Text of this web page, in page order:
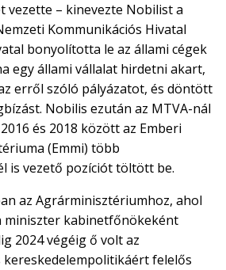
vezette – kinevezte Nobilist a
Kommunikációs Hivatal
bonyolította le az állami cégek
egy állami vállalat hirdetni akart,
erről szóló pályázatot, és döntött
Nobilis ezután az MTVA-nál
és 2018 között az Emberi
(Emmi) több
is vezető pozíciót töltött be.
az Agrárminisztériumhoz, ahol
miniszter kabinetfőnökeként
2024 végéig ő volt az
felelős